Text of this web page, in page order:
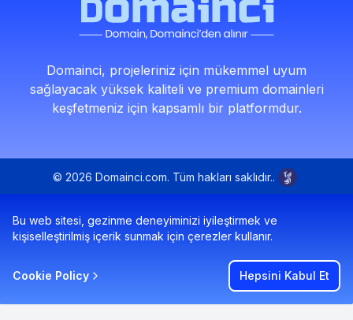
Domainci, projeleriniz için mükemmel uyum
sağlayacak yüksek kaliteli ve premium domainleri
keşfetmeniz için kapsamlı bir platformdur.
© 2026 Domainci.com. Tüm hakları saklıdır..
Bu web sitesi, gezinme deneyiminizi iyileştirmek ve
kişiselleştirilmiş içerik sunmak için çerezler kullanır.
Cookie Policy Hepsini Kabul Et